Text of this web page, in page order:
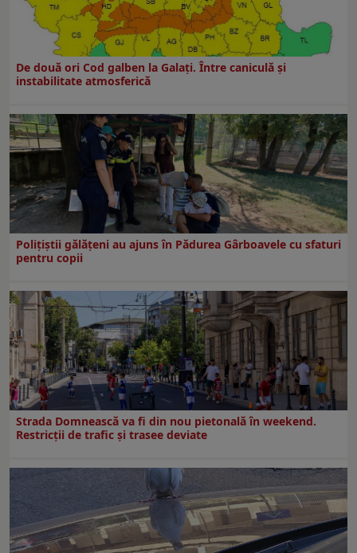
De două ori Cod galben la Galaţi. Între caniculă şi
instabilitate atmosferică
Polițiștii gălățeni au ajuns în Pădurea Gârboavele cu sfaturi
pentru copii
Strada Domnească va fi din nou pietonală în weekend.
Restricţii de trafic şi trasee deviate